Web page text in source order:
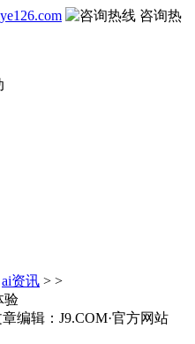
咨询热
ai资讯 > >
验
编辑：J9.COM·官方网站